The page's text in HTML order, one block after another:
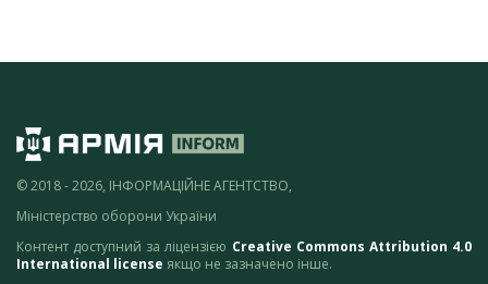
© 2018 - 2026, ІНФОРМАЦІЙНЕ АГЕНТСТВО,
Міністерство оборони України
Контент доступний за ліцензією Creative Commons Attribution 4.0
International license якщо не зазначено інше.